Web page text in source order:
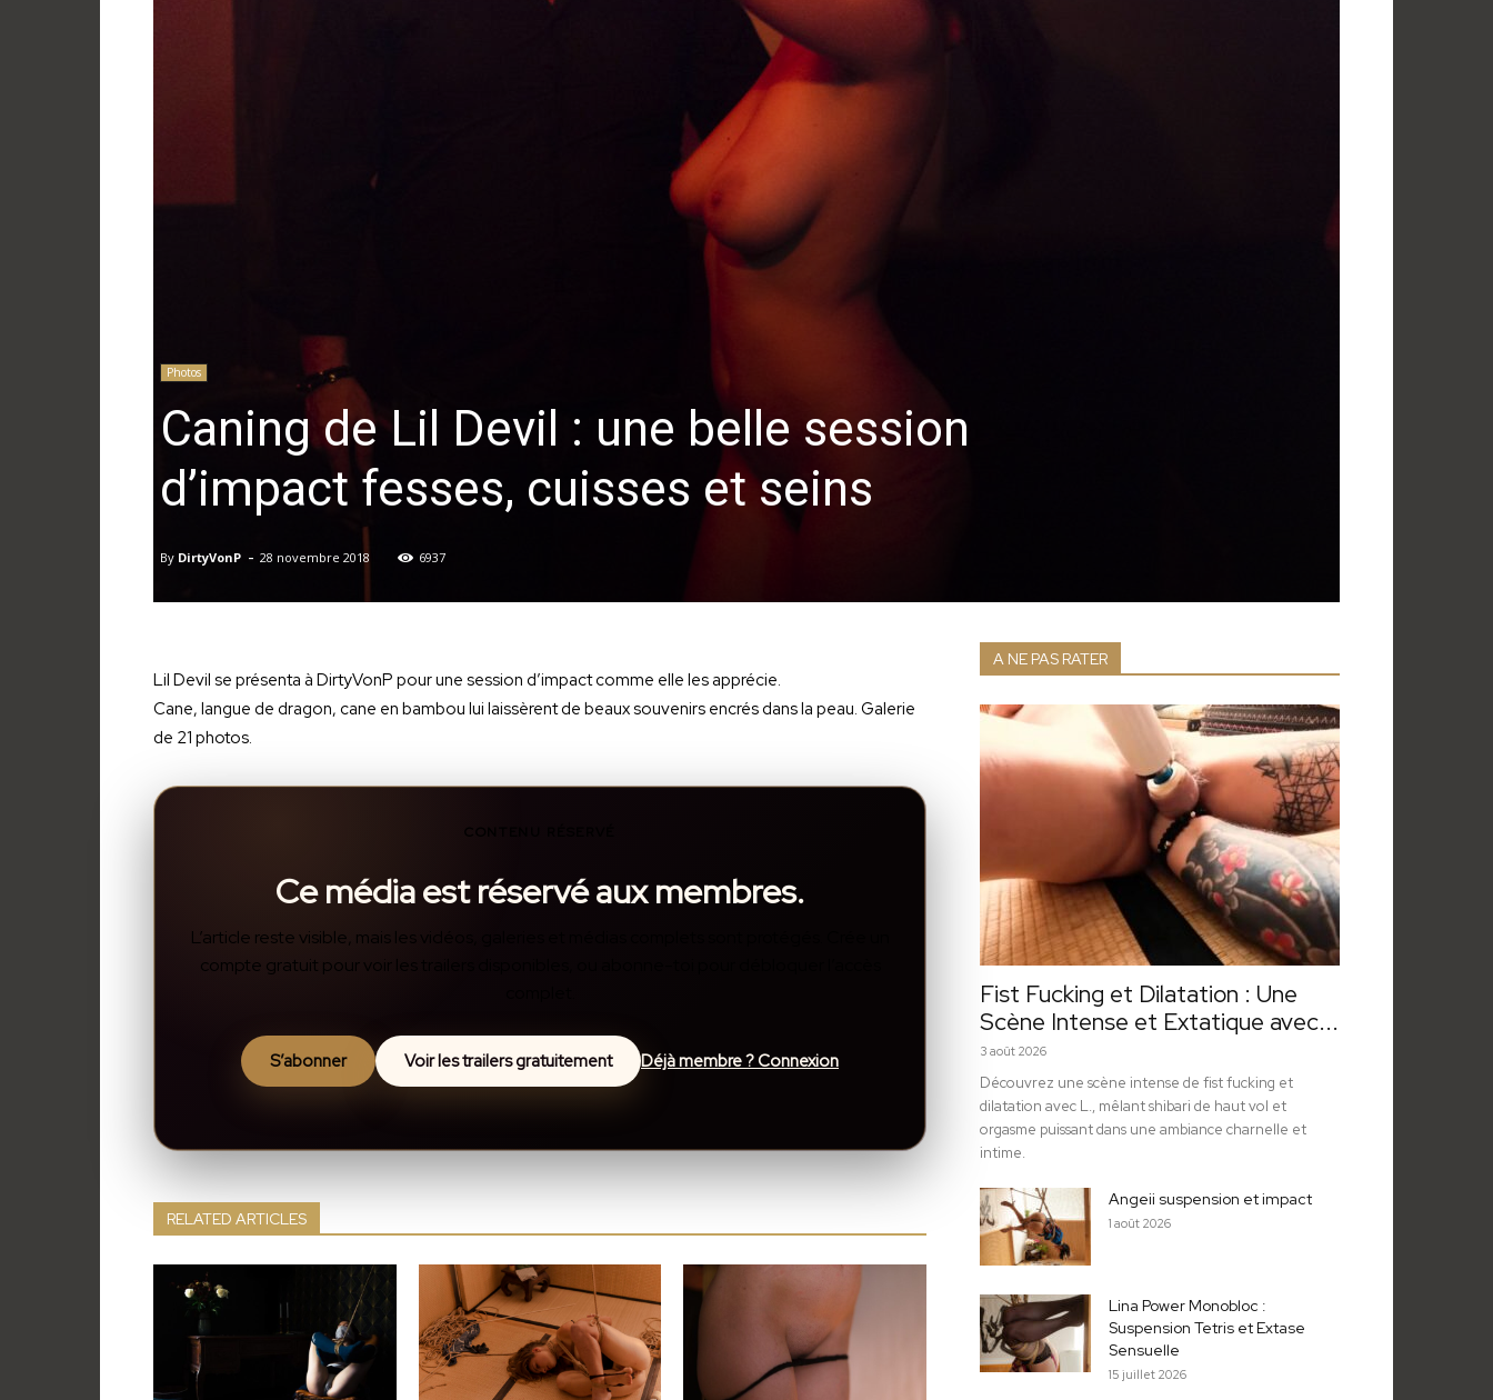
Photos
Caning de Lil Devil : une belle session
d’impact fesses, cuisses et seins
By DirtyVonP - 28 novembre 2018 6937
Lil Devil se présenta à DirtyVonP pour une session d’impact comme elle les apprécie.
Cane, langue de dragon, cane en bambou lui laissèrent de beaux souvenirs encrés dans la peau. Galerie
de 21 photos.
CONTENU RÉSERVÉ
Ce média est réservé aux membres.
L’article reste visible, mais les vidéos, galeries et médias complets sont protégés. Crée un
compte gratuit pour voir les trailers disponibles, ou abonne-toi pour débloquer l’accès
S’abonner Voir les trailers gratuitement Déjà membre ? Connexion
RELATED ARTICLES
A NE PAS RATER
Fist Fucking et Dilatation : Une
Scène Intense et Extatique avec...
3 août 2026
Découvrez une scène intense de fist fucking et
dilatation avec L., mêlant shibari de haut vol et
orgasme puissant dans une ambiance charnelle et
intime.
Angeii suspension et impact
1 août 2026
Lina Power Monobloc :
Suspension Tetris et Extase
Sensuelle
15 juillet 2026